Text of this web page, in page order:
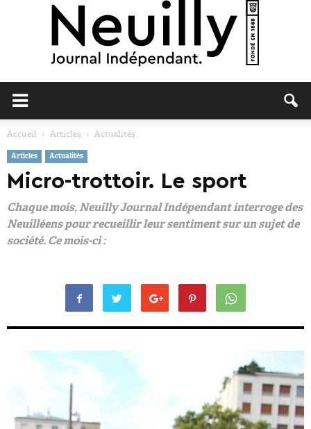
Accueil Articles Actualités
Articles Actualités
Micro-trottoir. Le sport
Chaque mois, Neuilly Journal Indépendant interroge des
Neuilléens pour recueillir leur sentiment sur un sujet de
société. Ce mois-ci :